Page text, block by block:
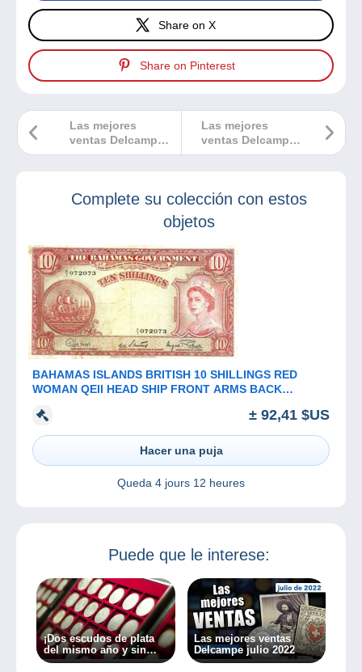
Share on X
Share on Pinterest
Las mejores
ventas Delcampe
octubre 2024
Las mejores
ventas Delcampe
noviembre de 2024
Complete su colección con estos
objetos
BAHAMAS ISLANDS BRITISH 10 SHILLINGS RED
WOMAN QEII HEAD SHIP FRONT ARMS BACK
± 92,41 $US
Hacer una puja
Queda 4 jours 12 heures
Puede que le interese:
¡Dos escudos de plata
del mismo año y sin
embargo muy
Las mejores ventas
Delcampe julio 2022